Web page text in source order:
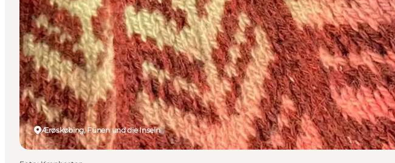
Ærøskøbing, Fünen und die Inseln